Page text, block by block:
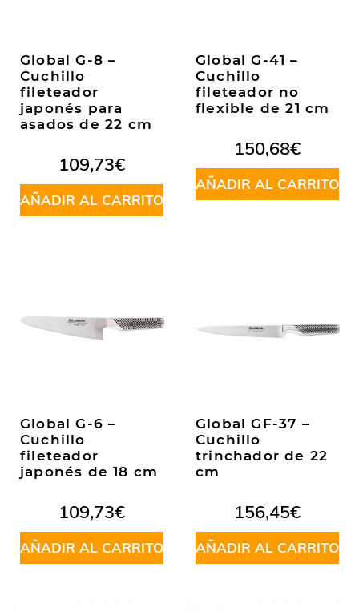
Global G-8 –
Cuchillo
fileteador
japonés para
asados de 22 cm
109,73€
AÑADIR AL CARRITO
Global G-41 –
Cuchillo
fileteador no
flexible de 21 cm
150,68€
AÑADIR AL CARRITO
Global G-6 –
Cuchillo
fileteador
japonés de 18 cm
109,73€
AÑADIR AL CARRITO
Global GF-37 –
Cuchillo
trinchador de 22
cm
156,45€
AÑADIR AL CARRITO